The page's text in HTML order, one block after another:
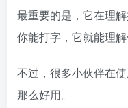
最重要的是，它在理
你能打字，它就能理解
不过，很多小伙伴在
那么好用。